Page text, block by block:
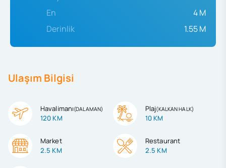
En
4 M
Derinlik
1.55 M
Ulaşım Bilgisi
Havalimanı(DALAMAN)
120 KM
Plaj(KALKAN HALK)
10 KM
Market
2.5 KM
Restaurant
2.5 KM